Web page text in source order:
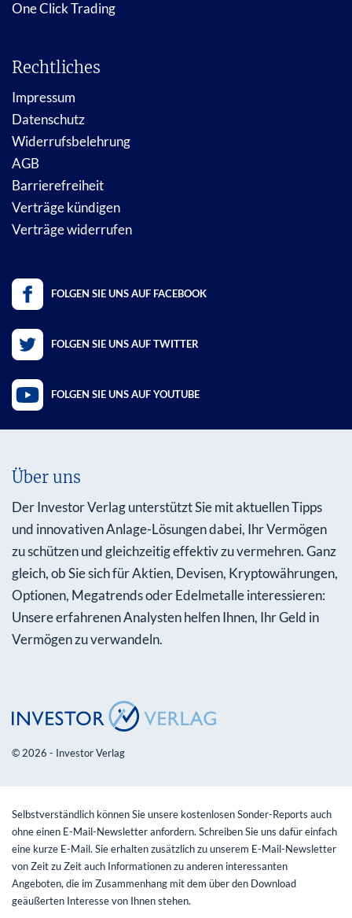
One Click Trading
Rechtliches
Impressum
Datenschutz
Widerrufsbelehrung
AGB
Barrierefreiheit
Verträge kündigen
Verträge widerrufen
FOLGEN SIE UNS AUF FACEBOOK
FOLGEN SIE UNS AUF TWITTER
FOLGEN SIE UNS AUF YOUTUBE
Über uns
Der Investor Verlag unterstützt Sie mit aktuellen Tipps
und innovativen Anlage-Lösungen dabei, Ihr Vermögen
zu schützen und gleichzeitig effektiv zu vermehren. Ganz
gleich, ob Sie sich für Aktien, Devisen, Kryptowährungen,
Optionen, Megatrends oder Edelmetalle interessieren:
Unsere erfahrenen Analysten helfen Ihnen, Ihr Geld in
Vermögen zu verwandeln.
© 2026 - Investor Verlag
Selbstverständlich können Sie unsere kostenlosen Sonder-Reports auch
ohne einen E-Mail-Newsletter anfordern. Schreiben Sie uns dafür einfach
eine kurze E-Mail. Sie erhalten zusätzlich zu unserem E-Mail-Newsletter
von Zeit zu Zeit auch Informationen zu anderen interessanten
Angeboten, die im Zusammenhang mit dem über den Download
geäußerten Interesse von Ihnen stehen.